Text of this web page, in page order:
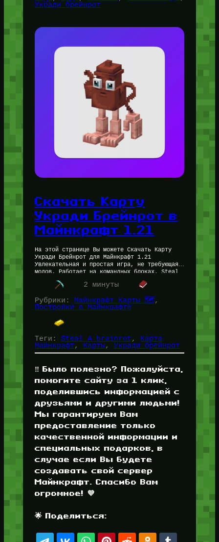
Укради брейнрот
Скачать Карту
Укради Брейнрот в
Майнкрафт 1.21
На этой странице Вы можете Скачать Карту
Укради Брейнрот для Майнкрафт 1.21
Увлекательная и простая игра, не требующая
модов. Работает на командных блоках. Steal
a Brairot — популярный, поймавший Хайп…
2 минуты
Рубрики:
Майнкрафт Карты 🗺️
Постройки в Майнкрафте
Теги: Steal A brainrot,
Карта
Майнкрафт, Карты, Укради брейнрот
‼️ Было полезно? Пожалуйста,
помогите сайту за 1 клик,
поделившись информацией с
друзьями и другими людьми!
Мы гарантируем Вам
предоставление только
качественной информации и
специальных подарков, в
случае если Вы будете
создавать свой сервер
Майнкрафт. Спасибо Вам
огромное! 💜
🌟 Поделиться: